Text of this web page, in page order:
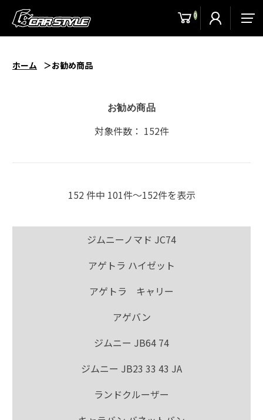
0
ホーム お勧め商品
お勧め商品
対象件数： 152件
152 件中 101件〜152件を表示
ジムニーノマド JC74
アゲトラ ハイゼット
アゲトラ キャリー
アゲバン
ジムニー JB64 74
ジムニー JB23 33 43 JA
ランドクルーザー